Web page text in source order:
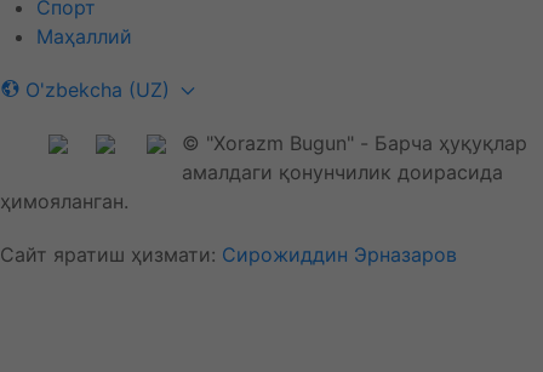
Спорт
Маҳаллий
O'zbekcha (UZ)
© "Xorazm Bugun" - Барча ҳуқуқлар
амалдаги қонунчилик доирасида
ҳимояланган.
Сайт яратиш ҳизмати: Сирожиддин Эрназаров